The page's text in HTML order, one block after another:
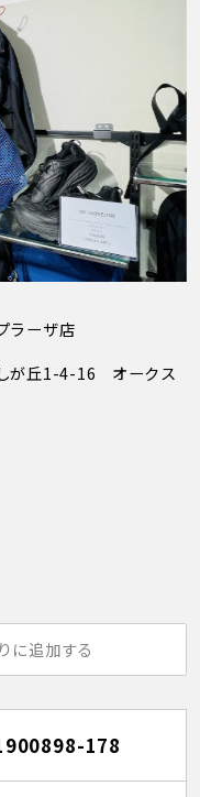
ラーザ店
が丘1-4-16 オークス
に追加する
178